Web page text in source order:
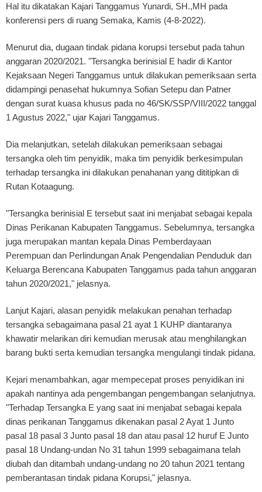
Hal itu dikatakan Kajari Tanggamus Yunardi, SH.,MH pada
konferensi pers di ruang Semaka, Kamis (4-8-2022).
Menurut dia, dugaan tindak pidana korupsi tersebut pada tahun
anggaran 2020/2021. "Tersangka berinisial E hadir di Kantor
Kejaksaan Negeri Tanggamus untuk dilakukan pemeriksaan serta
didampingi penasehat hukumnya Sofian Setepu dan Patner
dengan surat kuasa khusus pada no 46/SK/SSP/VIII/2022 tanggal
1 Agustus 2022," ujar Kajari Tanggamus.
Dia melanjutkan, setelah dilakukan pemeriksaan sebagai
tersangka oleh tim penyidik, maka tim penyidik berkesimpulan
terhadap tersangka ini dilakukan penahanan yang dititipkan di
Rutan Kotaagung.
"Tersangka berinisial E tersebut saat ini menjabat sebagai kepala
Dinas Perikanan Kabupaten Tanggamus. Sebelumnya, tersangka
juga merupakan mantan kepala Dinas Pemberdayaan
Perempuan dan Perlindungan Anak Pengendalian Penduduk dan
Keluarga Berencana Kabupaten Tanggamus pada tahun anggaran
tahun 2020/2021," jelasnya.
Lanjut Kajari, alasan penyidik melakukan penahan terhadap
tersangka sebagaimana pasal 21 ayat 1 KUHP diantaranya
khawatir melarikan diri kemudian merusak atau menghilangkan
barang bukti serta kemudian tersangka mengulangi tindak pidana.
Kejari menambahkan, agar mempecepat proses penyidikan ini
apakah nantinya ada pengembangan pengembangan selanjutnya.
"Terhadap Tersangka E yang saat ini menjabat sebagai kepala
dinas perikanan Tanggamus dikenakan pasal 2 Ayat 1 Junto
pasal 18 pasal 3 Junto pasal 18 dan atau pasal 12 huruf E Junto
pasal 18 Undang-undan No 31 tahun 1999 sebagaimana telah
diubah dan ditambah undang-undang no 20 tahun 2021 tentang
pemberantasan tindak pidana Korupsi," jelasnya.